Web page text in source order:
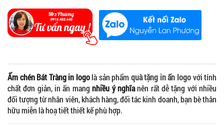
Ấm chén Bát Tràng in logolà sản phẩm quà tặng in ấn logovới tính
chất đơn giản, in ấn mangnhiều ý nghĩanên rất dễ tặng với nhiều
đối tượng từ nhân viên, khách hàng, đối tác kinh doanh, bạn bè thân
hữu miễn là hoạ tiết thiết kế phù hợp.